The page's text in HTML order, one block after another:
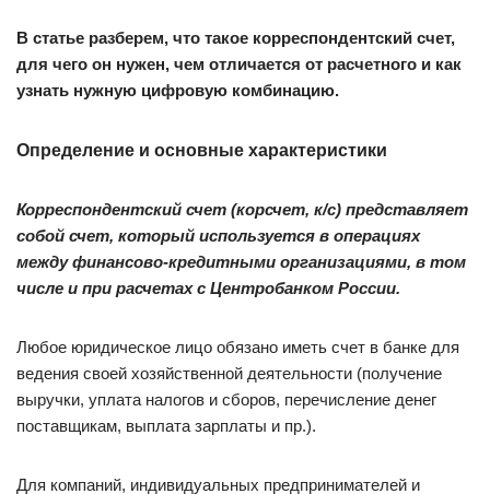
В статье разберем, что такое корреспондентский счет,
для чего он нужен, чем отличается от расчетного и как
узнать нужную цифровую комбинацию.
Определение и основные характеристики
Корреспондентский счет (корсчет, к/с) представляет
собой счет, который используется в операциях
между финансово-кредитными организациями, в том
числе и при расчетах с Центробанком России.
Любое юридическое лицо обязано иметь счет в банке для
ведения своей хозяйственной деятельности (получение
выручки, уплата налогов и сборов, перечисление денег
поставщикам, выплата зарплаты и пр.).
Для компаний, индивидуальных предпринимателей и